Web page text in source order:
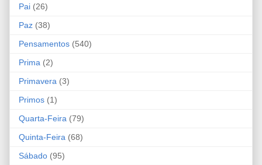
Pai (26)
Paz (38)
Pensamentos (540)
Prima (2)
Primavera (3)
Primos (1)
Quarta-Feira (79)
Quinta-Feira (68)
Sábado (95)